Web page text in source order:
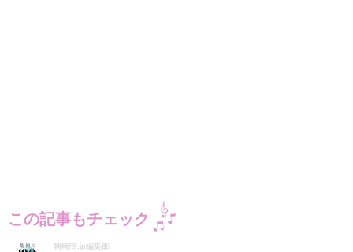
この記事もチェック
朝時間.jp編集部